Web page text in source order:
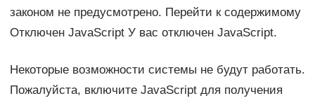
законом не предусмотрено. Перейти к содержимому
Отключен JavaScript У вас отключен JavaScript.
Некоторые возможности системы не будут работать.
Пожалуйста, включите JavaScript для получения